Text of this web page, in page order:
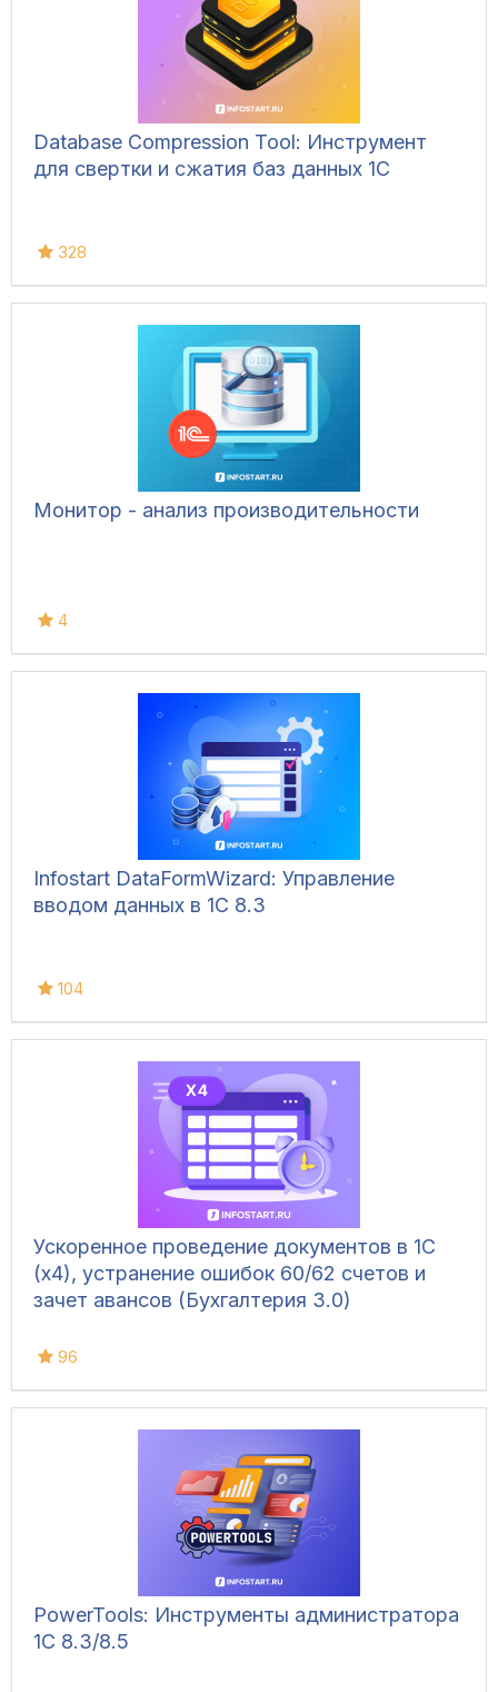
Database Compression Tool: Инструмент
для свертки и сжатия баз данных 1С
328
Монитор - анализ производительности
4
Infostart DataFormWizard: Управление
вводом данных в 1С 8.3
104
Ускоренное проведение документов в 1С
(x4), устранение ошибок 60/62 счетов и
зачет авансов (Бухгалтерия 3.0)
96
PowerTools: Инструменты администратора
1С 8.3/8.5